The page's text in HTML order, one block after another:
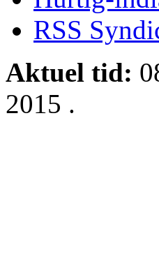
RSS
Aktuel tid:
2015 .